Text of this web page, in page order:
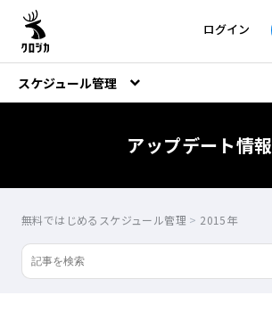
ログイン
スケジュール管理
アップデート情報
無料ではじめるスケジュール管理 > 2015年